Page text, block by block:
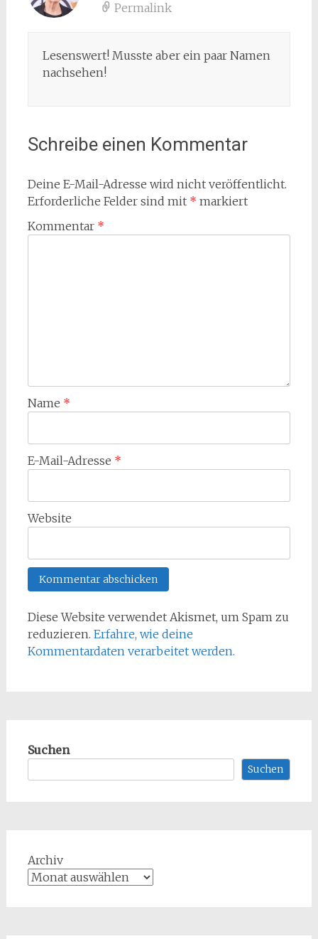
Permalink
Lesenswert! Musste aber ein paar Namen
nachsehen!
Schreibe einen Kommentar
Deine E-Mail-Adresse wird nicht veröffentlicht.
Erforderliche Felder sind mit * markiert
Kommentar *
Name *
E-Mail-Adresse *
Website
Diese Website verwendet Akismet, um Spam zu
reduzieren. Erfahre, wie deine
Kommentardaten verarbeitet werden.
Suchen
Suchen
Archiv